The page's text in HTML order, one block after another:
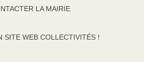
LA MAIRIE
SITE WEB COLLECTIVITÉS !